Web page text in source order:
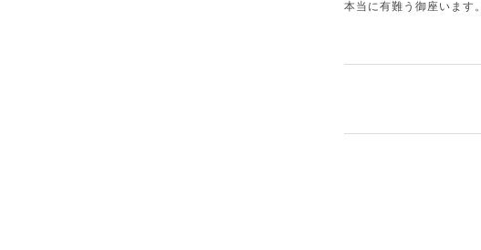
本当に有難う御座います。